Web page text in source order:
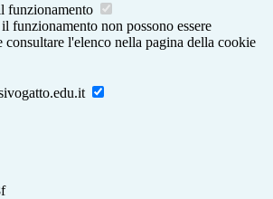
funzionamento
funzionamento non possono essere
l'elenco nella pagina della cookie